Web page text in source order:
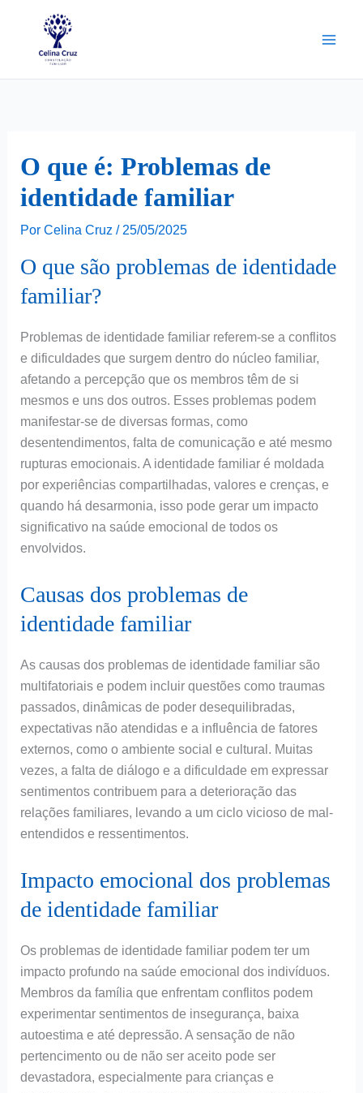
O que é: Problemas de
identidade familiar
Por Celina Cruz / 25/05/2025
O que são problemas de identidade
familiar?
Problemas de identidade familiar referem-se a conflitos
e dificuldades que surgem dentro do núcleo familiar,
afetando a percepção que os membros têm de si
mesmos e uns dos outros. Esses problemas podem
manifestar-se de diversas formas, como
desentendimentos, falta de comunicação e até mesmo
rupturas emocionais. A identidade familiar é moldada
por experiências compartilhadas, valores e crenças, e
quando há desarmonia, isso pode gerar um impacto
significativo na saúde emocional de todos os
envolvidos.
Causas dos problemas de
identidade familiar
As causas dos problemas de identidade familiar são
multifatoriais e podem incluir questões como traumas
passados, dinâmicas de poder desequilibradas,
expectativas não atendidas e a influência de fatores
externos, como o ambiente social e cultural. Muitas
vezes, a falta de diálogo e a dificuldade em expressar
sentimentos contribuem para a deterioração das
relações familiares, levando a um ciclo vicioso de mal-
entendidos e ressentimentos.
Impacto emocional dos problemas
de identidade familiar
Os problemas de identidade familiar podem ter um
impacto profundo na saúde emocional dos indivíduos.
Membros da família que enfrentam conflitos podem
experimentar sentimentos de insegurança, baixa
autoestima e até depressão. A sensação de não
pertencimento ou de não ser aceito pode ser
devastadora, especialmente para crianças e